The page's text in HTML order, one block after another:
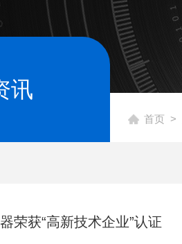
讯
首页 >
荣获“高新技术企业”认证